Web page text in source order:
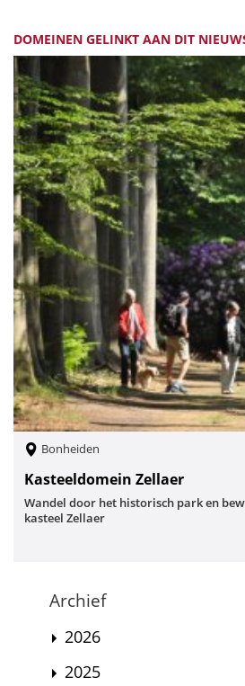
DOMEINEN GELINKT AAN DIT
Bonheiden
Kasteeldomein Zellaer
Wandel door het historisch park en
kasteel Zellaer
Archief
2026
2025